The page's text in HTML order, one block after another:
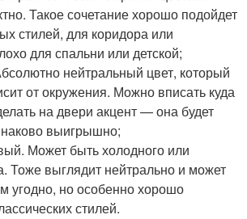
Такое сочетание хорошо подойдет
стилей, для коридора или
для спальни или детской;
нейтральный цвет, который
от окружения. Можно вписать куда
на двери акцент — она будет
выигрышно;
Может быть холодного или
Тоже выглядит нейтрально и может
угодно, но особенно хорошо
стилей.